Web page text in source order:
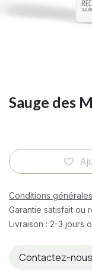
Sauge des
Conditions générales
Garantie satisfait ou
Livraison : 2-3 jours
Contactez-nous